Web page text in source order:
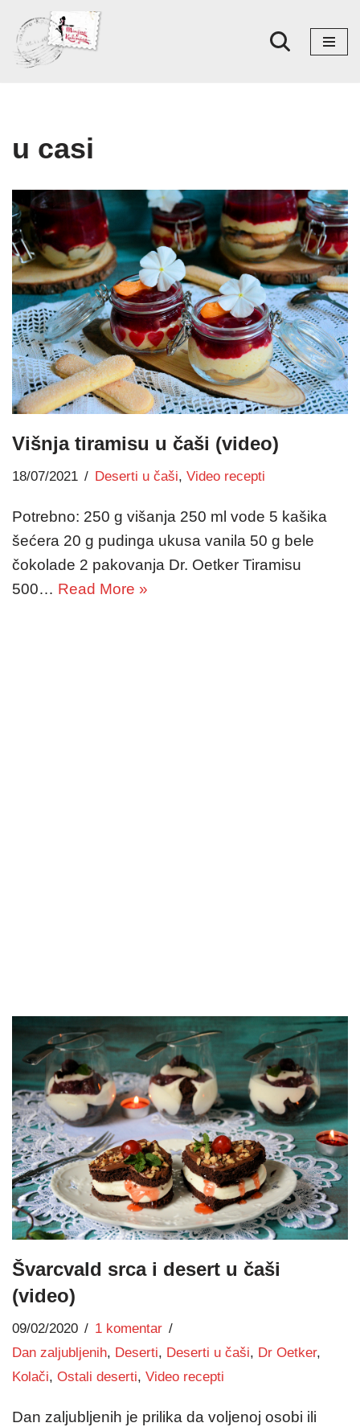
Skoči
na
u casi
Višnja tiramisu u čaši (video)
18/07/2021 Deserti u čaši, Video recepti
Potrebno: 250 g višanja 250 ml vode 5 kašika
šećera 20 g pudinga ukusa vanila 50 g bele
čokolade 2 pakovanja Dr. Oetker Tiramisu
500… Read More »
Švarcvald srca i desert u čaši
(video)
09/02/2020
1 komentar
Dan zaljubljenih, Deserti, Deserti u čaši, Dr Oetker,
Kolači, Ostali deserti, Video recepti
Dan zaljubljenih je prilika da voljenoj osobi ili